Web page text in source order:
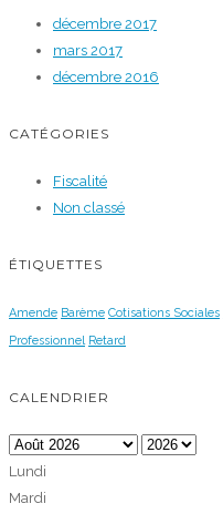
décembre 2017
mars 2017
décembre 2016
CATÉGORIES
Fiscalité
Non classé
ÉTIQUETTES
Amende Barème Cotisations Sociales
Professionnel Retard
CALENDRIER
Lundi
Mardi